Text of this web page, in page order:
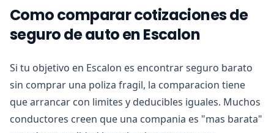
Como comparar cotizaciones de
seguro de auto en Escalon
Si tu objetivo en Escalon es encontrar seguro barato
sin comprar una poliza fragil, la comparacion tiene
que arrancar con limites y deducibles iguales. Muchos
conductores creen que una compania es "mas barata"